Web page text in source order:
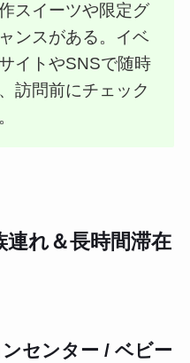
スイーツや限定グ
ンスがある。イベ
イトやSNSで随時
訪問前にチェック
れ＆長時間滞在
センター / ベビー